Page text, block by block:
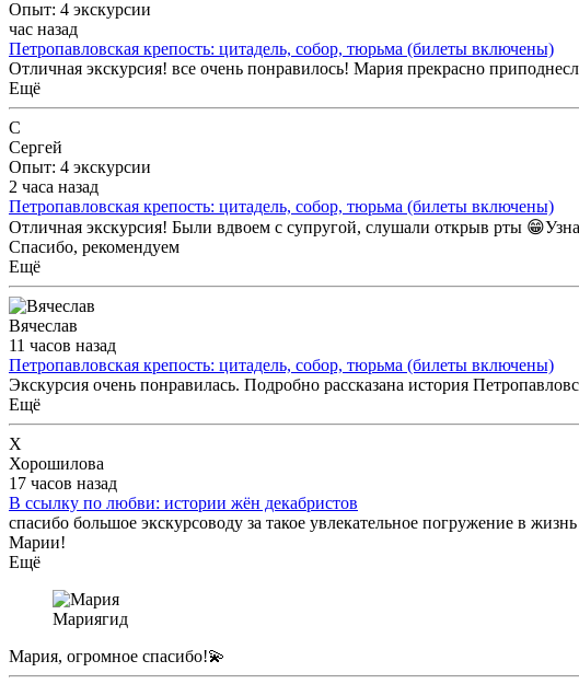
Опыт: 4 экскурсии
час назад
Петропавловская крепость: цитадель, собор, тюрьма (билеты включены)
Отличная экскурсия! все очень понравилось! Мария прекрасно
Ещё
С
Сергей
Опыт: 4 экскурсии
2 часа назад
Петропавловская крепость: цитадель, собор, тюрьма (билеты включены)
Отличная экскурсия! Были вдвоем с супругой, слушали открыв рты
Спасибо, рекомендуем
Ещё
Вячеслав
11 часов назад
Петропавловская крепость: цитадель, собор, тюрьма (билеты включены)
Экскурсия очень понравилась. Подробно рассказана история
Ещё
Х
Хорошилова
17 часов назад
В ссылку по любви: истории жён декабристов
спасибо большое экскурсоводу за такое увлекательное погружение в
Марии!
Ещё
Мариягид
Мария, огромное спасибо!💫